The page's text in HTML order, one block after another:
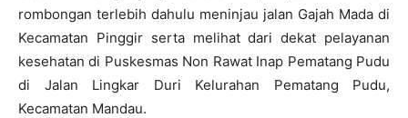
rombongan terlebih dahulu meninjau jalan Gajah Mada di
Kecamatan Pinggir serta melihat dari dekat pelayanan
kesehatan di Puskesmas Non Rawat Inap Pematang Pudu
di Jalan Lingkar Duri Kelurahan Pematang Pudu,
Kecamatan Mandau.